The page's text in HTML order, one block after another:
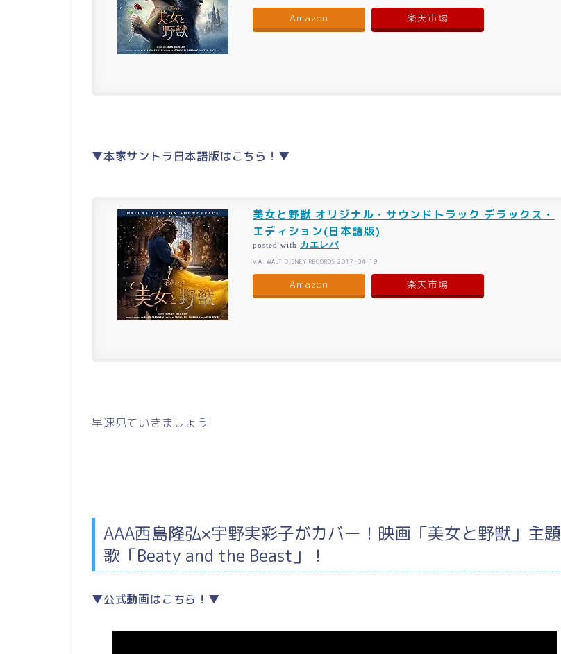
Amazon 楽天市場
▼本家サントラ日本語版はこちら！▼
美女と野獣 オリジナル・サウンドトラック デラックス・
エディション(日本語版)
posted with カエレバ
V.A. WALT DISNEY RECORDS 2017-04-19
Amazon 楽天市場
早速見ていきましょう!
AAA西島隆弘×宇野実彩子がカバー！映画「美女と野獣」主題
歌「Beaty and the Beast」！
▼公式動画はこちら！▼